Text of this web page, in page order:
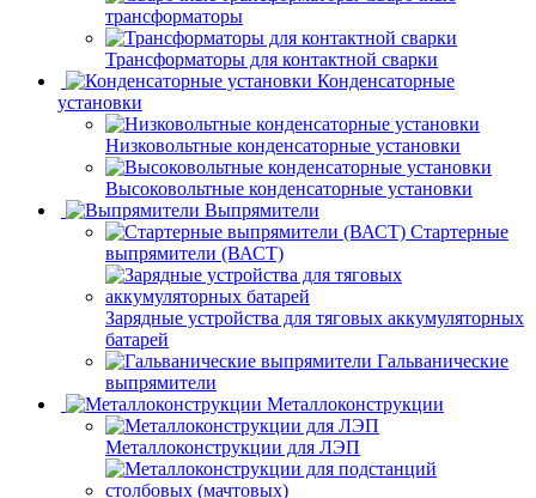
трансформаторы
Трансформаторы для контактной сварки
Конденсаторные
установки
Низковольтные конденсаторные установки
Высоковольтные конденсаторные установки
Выпрямители
Стартерные
выпрямители (ВАСТ)
Зарядные устройства для тяговых аккумуляторных
батарей
Гальванические
выпрямители
Металлоконструкции
Металлоконструкции для ЛЭП